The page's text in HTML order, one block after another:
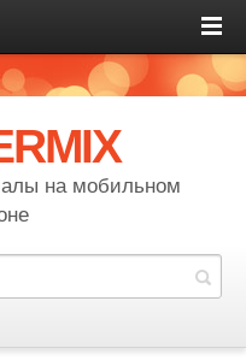
на мобильном